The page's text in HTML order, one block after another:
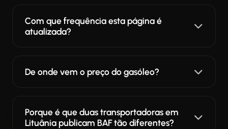
Com que frequência esta página é
atualizada?
De onde vem o preço do gasóleo?
Porque é que duas transportadoras em
Lituânia publicam BAF tão diferentes?